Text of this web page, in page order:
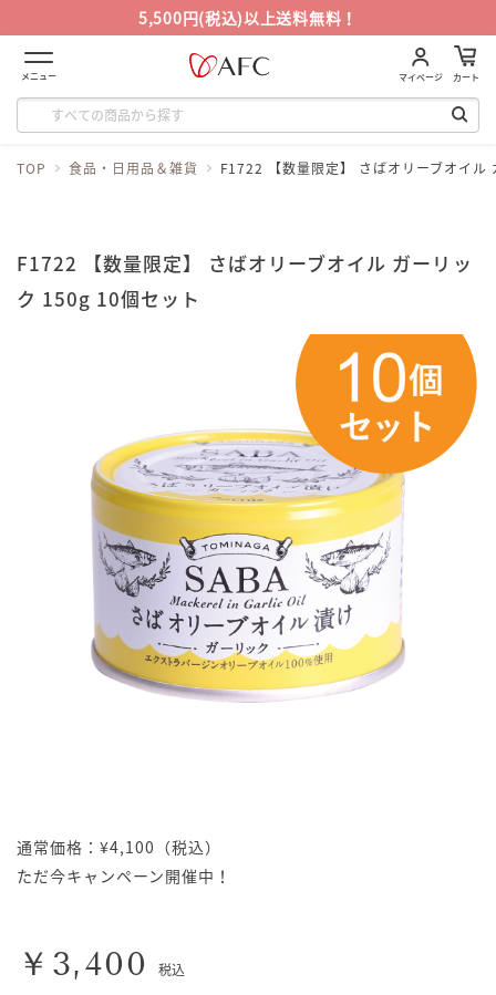
5,500円(税込)以上送料無料！
メニュー マイページ カート
TOP 食品・日用品＆雑貨 F1722 【数量限定】 さばオリーブオイ
F1722 【数量限定】 さばオリーブオイル ガーリッ
ク 150g 10個セット
通常価格：¥4,100（税込）
ただ今キャンペーン開催中！
￥3,400 税込